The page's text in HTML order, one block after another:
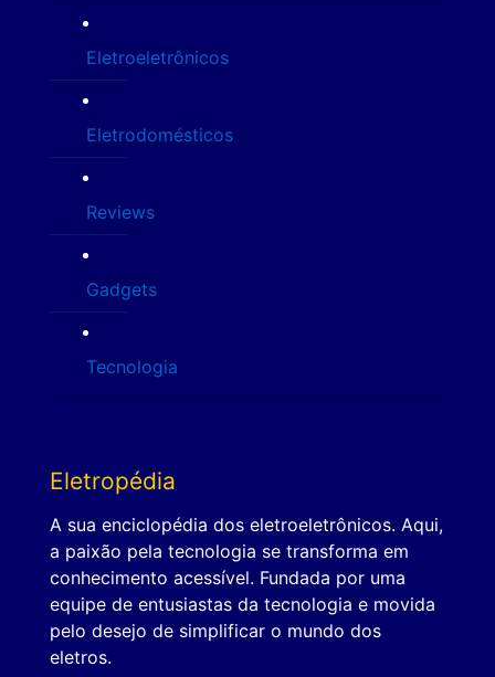
Eletroeletrônicos
Eletrodomésticos
Reviews
Gadgets
Tecnologia
Eletropédia
A sua enciclopédia dos eletroeletrônicos. Aqui,
a paixão pela tecnologia se transforma em
conhecimento acessível. Fundada por uma
equipe de entusiastas da tecnologia e movida
pelo desejo de simplificar o mundo dos
eletros.